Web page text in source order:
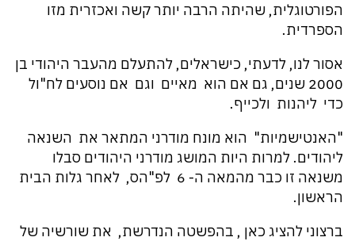
הפורטוגלית, שהיתה הרבה יותר קשה ואכזרית מזו
הספרדית.
אסור לנו, לדעתי, כישראלים, להתעלם מהעבר היהודי בן
2000 שנים, גם אם הוא מאיים וגם אם נוסעים לח"ול
כדי ליהנות ולכייף.
"האנטישמיות" הוא מונח מודרני המתאר את השנאה
ליהודים. למרות היות המושג מודרני היהודים סבלו
משנאה זו כבר מהמאה ה- 6 לפ"הס, לאחר גלות הבית
הראשון.
ברצוני להציג כאן , בהפשטה הנדרשת, את שורשיה של